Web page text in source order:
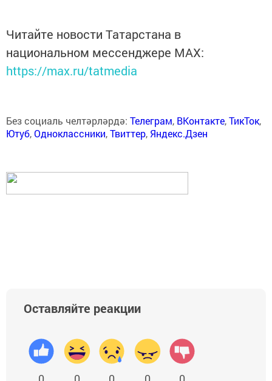
Читайте новости Татарстана в
национальном мессенджере MАХ:
https://max.ru/tatmedia
Без социаль челтәрләрдә: Телеграм, ВКонтакте,ТикТок,
Ютуб,Одноклассники,Твиттер, Яндекс.Дзен
Оставляйте реакции